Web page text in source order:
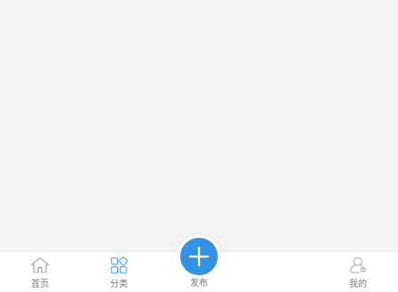
首页 分类 发布 我的